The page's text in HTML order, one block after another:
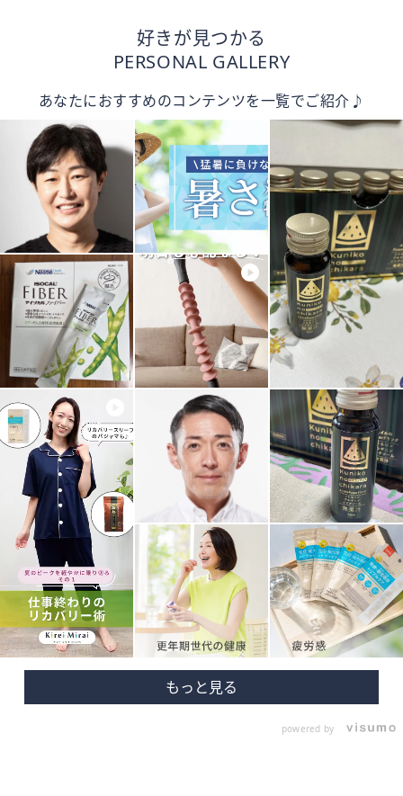
好きが見つかる
PERSONAL GALLERY
あなたにおすすめのコンテンツを一覧でご紹介♪
powered by